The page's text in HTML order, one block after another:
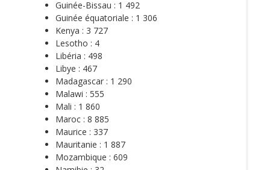
Guinée-Bissau : 1 492
Guinée équatoriale : 1 306
Kenya : 3 727
Lesotho : 4
Libéria : 498
Libye : 467
Madagascar : 1 290
Malawi : 555
Mali : 1 860
Maroc : 8 885
Maurice : 337
Mauritanie : 1 887
Mozambique : 609